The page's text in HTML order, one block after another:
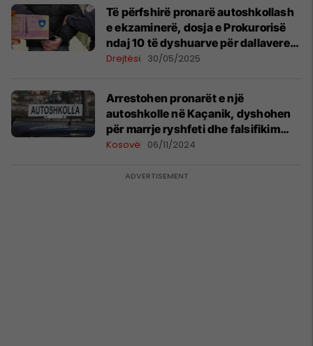
Të përfshirë pronarë autoshkollash
e ekzaminerë, dosja e Prokurorisë
ndaj 10 të dyshuarve për dallavere
me patentë shoferë
Drejtësi 30/05/2025
Arrestohen pronarët e një
autoshkolle në Kaçanik, dyshohen
për marrje ryshfeti dhe falsifikim
dokumentesh
Kosovë 06/11/2024